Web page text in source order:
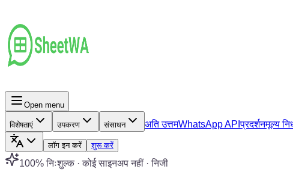
Open menu
विशेषताएं उपकरण संसाधन अति उत्तमWhatsApp APIप्रदर्शनमूल्य
लॉग इन करें शुरू करें
100% निःशुल्क · कोई साइनअप नहीं · निजी